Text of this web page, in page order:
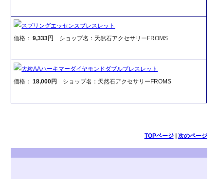
スプリングエッセンスブレスレット
価格：9,333円 ショップ名：天然石アクセサリーFROMS
大粒AAハーキマーダイヤモンドダブルブレスレット
価格：18,000円 ショップ名：天然石アクセサリーFROMS
TOPページ| 次のページ